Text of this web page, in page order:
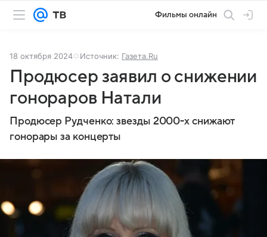
Фильмы онлайн
18 октября 2024 Источник: Газета.Ru
Продюсер заявил о снижении
гонораров Натали
Продюсер Рудченко: звезды 2000-х снижают
гонорары за концерты